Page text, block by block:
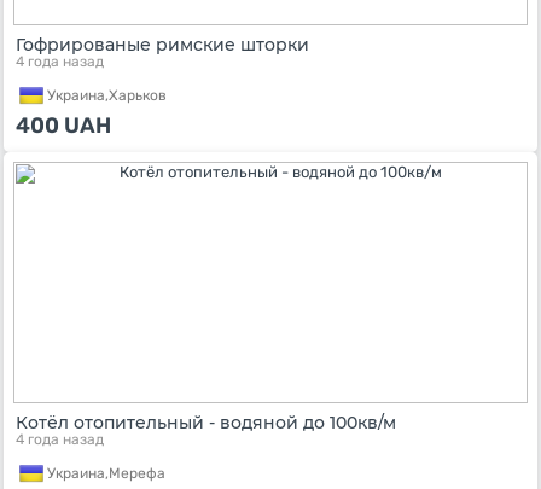
Гофрированые римские шторки
4 года назад
Украина,Харьков
400 UAH
Котёл отопительный - водяной до 100кв/м
4 года назад
Украина,Мерефа